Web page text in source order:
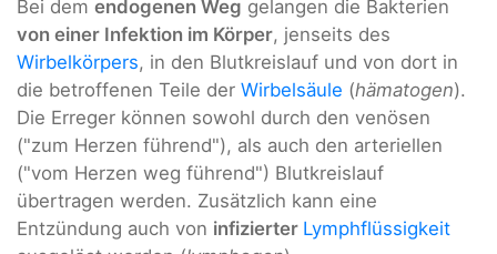
Bei dem endogenen Weg gelangen die Bakterien
von einer Infektion im Körper, jenseits des
Wirbelkörpers, in den Blutkreislauf und von dort in
die betroffenen Teile der Wirbelsäule (hämatogen).
Die Erreger können sowohl durch den venösen
("zum Herzen führend"), als auch den arteriellen
("vom Herzen weg führend") Blutkreislauf
übertragen werden. Zusätzlich kann eine
Entzündung auch von infizierter Lymphflüssigkeit